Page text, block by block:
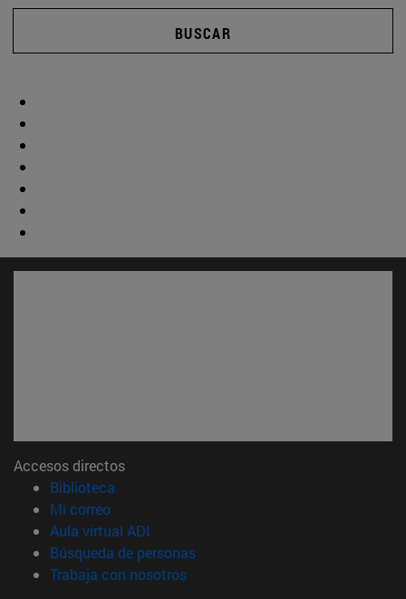
BUSCAR
Accesos directos
Biblioteca
Mi correo(abre en nueva ventana)
Aula virtual ADI
Búsqueda de personas(abre en nueva ventana)
Trabaja con nosotros(abre en nueva ventana)